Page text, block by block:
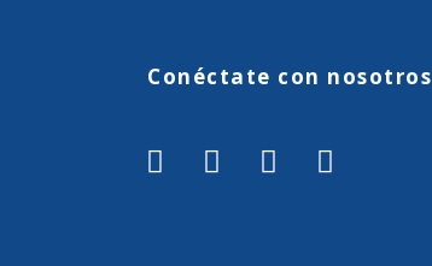
Conéctate con nosotros